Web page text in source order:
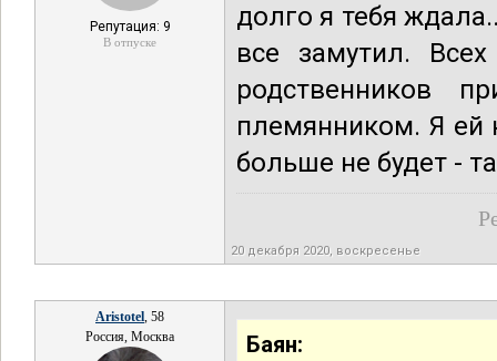
Репутация: 9
В отпуске
долго я тебя
все замутил.
родственников
племянником. Я ей
больше не будет -
20 декабря 2020, воскресенье
Aristotel, 58
Россия, Москва
Баян: